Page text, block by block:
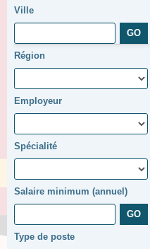
Ville
Région
Employeur
Spécialité
Salaire minimum (annuel)
Type de poste